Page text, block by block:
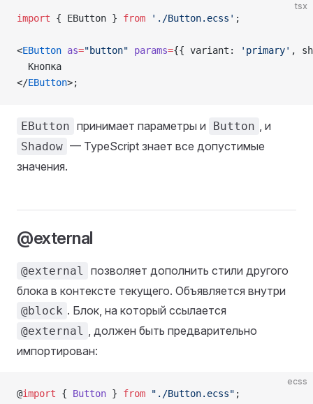
tsx
import { EButton } from './Button.ecss' ;
<EButton as="button" params={{ variant: 'primary' ,
  Кнопка
</EButton>;
EButton принимает параметры и Button , и
Shadow — TypeScript знает все допустимые
значения.
@external
@external
позволяет дополнить стили другого
блока в контексте текущего. Объявляется внутри
@block . Блок, на который ссылается
@external , должен быть предварительно
импортирован:
ecss
@import { Button } from "./Button.ecss" ;